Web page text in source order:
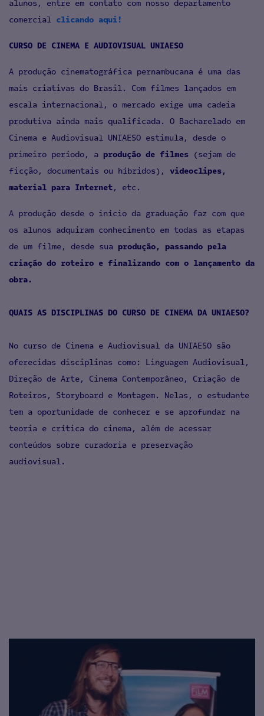
alunos, entre em contato com nosso departamento
comercial clicando aqui!
CURSO DE CINEMA E AUDIOVISUAL UNIAESO
A produção cinematográfica pernambucana é uma das
mais criativas do Brasil. Com filmes lançados em
escala internacional, o mercado exige uma cadeia
produtiva ainda mais qualificada. O Bacharelado em
Cinema e Audiovisual UNIAESO estimula, desde o
primeiro período, a produção de filmes (sejam de
ficção, documentais ou híbridos), videoclipes,
material para Internet, etc.
A produção desde o início da graduação faz com que
os alunos adquiram conhecimento em todas as etapas
de um filme, desde sua produção, passando pela
criação do roteiro e finalizando com o lançamento da
obra.
QUAIS AS DISCIPLINAS DO CURSO DE CINEMA DA UNIAESO?
No curso de Cinema e Audiovisual da UNIAESO são
oferecidas disciplinas como: Linguagem Audiovisual,
Direção de Arte, Cinema Contemporâneo, Criação de
Roteiros, Storyboard e Montagem. Nelas, o estudante
tem a oportunidade de conhecer e se aprofundar na
teoria e crítica do cinema, além de acessar
conteúdos sobre curadoria e preservação
audiovisual.